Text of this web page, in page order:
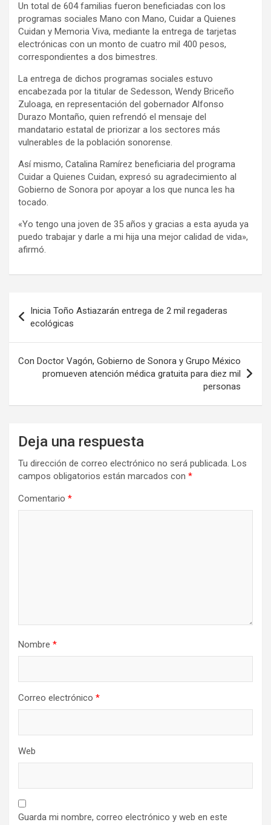
Un total de 604 familias fueron beneficiadas con los
programas sociales Mano con Mano, Cuidar a Quienes
Cuidan y Memoria Viva, mediante la entrega de tarjetas
electrónicas con un monto de cuatro mil 400 pesos,
correspondientes a dos bimestres.
La entrega de dichos programas sociales estuvo
encabezada por la titular de Sedesson, Wendy Briceño
Zuloaga, en representación del gobernador Alfonso
Durazo Montaño, quien refrendó el mensaje del
mandatario estatal de priorizar a los sectores más
vulnerables de la población sonorense.
Así mismo, Catalina Ramírez beneficiaria del programa
Cuidar a Quienes Cuidan, expresó su agradecimiento al
Gobierno de Sonora por apoyar a los que nunca les ha
tocado.
«Yo tengo una joven de 35 años y gracias a esta ayuda ya
puedo trabajar y darle a mi hija una mejor calidad de vida»,
afirmó.
de
entradas
Inicia Toño Astiazarán entrega de 2 mil regaderas
ecológicas
Con Doctor Vagón, Gobierno de Sonora y Grupo México
promueven atención médica gratuita para diez mil
personas
Deja una respuesta
Tu dirección de correo electrónico no será publicada. Los
campos obligatorios están marcados con *
Comentario *
Nombre *
Correo electrónico *
Web
Guarda mi nombre, correo electrónico y web en este